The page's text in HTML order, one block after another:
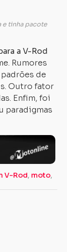
e tinha pacote
a V-Rod
Rumores
de
Outro fator
Enfim, foi
paradigmas
V-Rod, moto,